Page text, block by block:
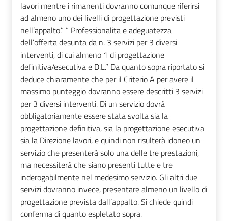
lavori mentre i rimanenti dovranno comunque riferirsi
ad almeno uno dei livelli di progettazione previsti
nell’appalto.” “ Professionalita e adeguatezza
dell’offerta desunta da n. 3 servizi per 3 diversi
interventi, di cui almeno 1 di progettazione
definitiva/esecutiva e D.L.” Da quanto sopra riportato si
deduce chiaramente che per il Criterio A per avere il
massimo punteggio dovranno essere descritti 3 servizi
per 3 diversi interventi. Di un servizio dovrà
obbligatoriamente essere stata svolta sia la
progettazione definitiva, sia la progettazione esecutiva
sia la Direzione lavori, e quindi non risulterà idoneo un
servizio che presenterà solo una delle tre prestazioni,
ma necessiterà che siano presenti tutte e tre
inderogabilmente nel medesimo servizio. Gli altri due
servizi dovranno invece, presentare almeno un livello di
progettazione prevista dall’appalto. Si chiede quindi
conferma di quanto espletato sopra.